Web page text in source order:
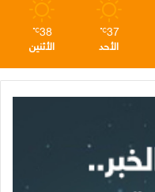
37
℃
الأحد
38
℃
الأثنين